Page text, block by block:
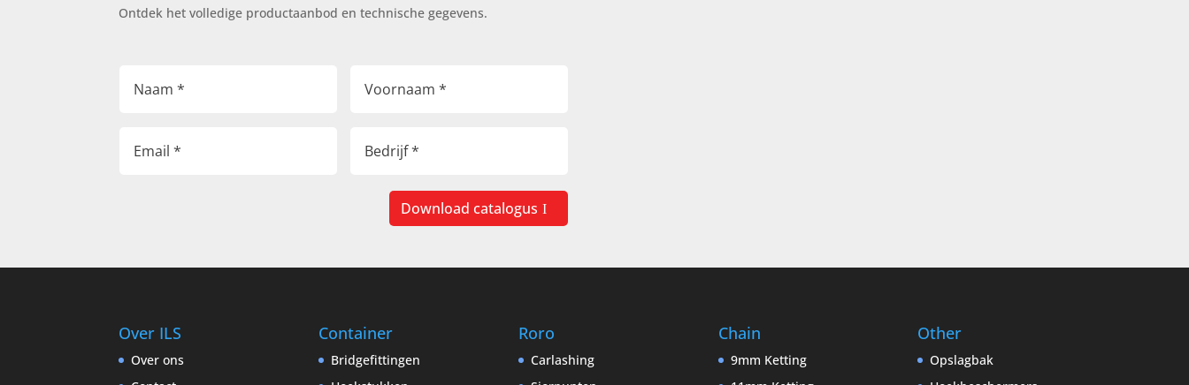
Ontdek het volledige productaanbod en technische gegevens.
Download catalogus
Over ILS
Over ons
Container
Bridgefittingen
Roro
Carlashing
Chain
9mm Ketting
Other
Opslagbak